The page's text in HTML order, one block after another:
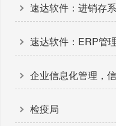
速达软件：进销存
速达软件：ERP管
企业信息化管理，
检疫局